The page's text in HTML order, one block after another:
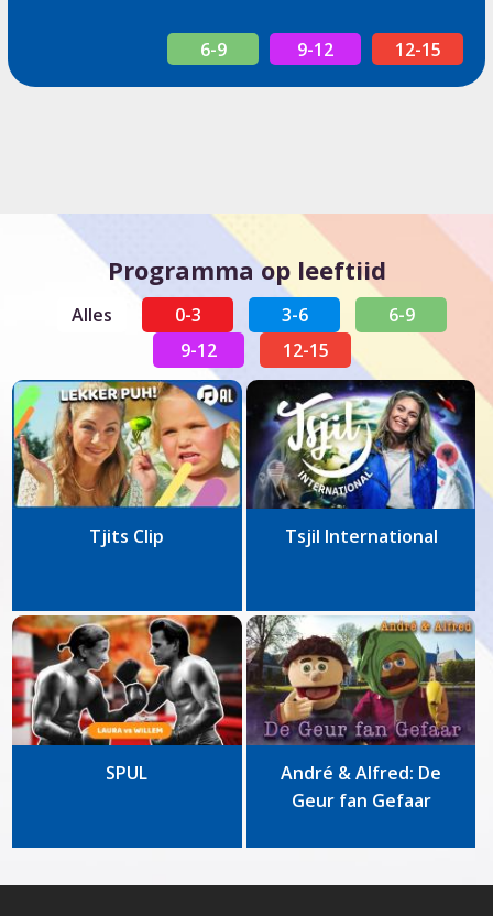
6-9 9-12 12-15
Programma op leeftiid
Alles 0-3 3-6
6-9
9-12
12-15
Tjits Clip Tsjil International
SPUL
André & Alfred: De
Geur fan Gefaar